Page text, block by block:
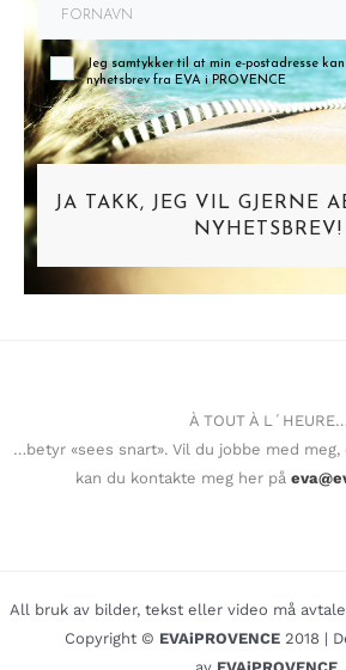
Jeg samtykker til at min e-postadresse
nyhetsbrev fra EVA i PROVENCE
JA TAKK, JEG VIL GJERNE
NYHETSBREV!
À TOUT À L´HEURE…
…betyr «sees snart». Vil du jobbe med
kan du kontakte meg her på
All bruk av bilder, tekst eller video må
Copyright © EVAiPROVENCE2018 |